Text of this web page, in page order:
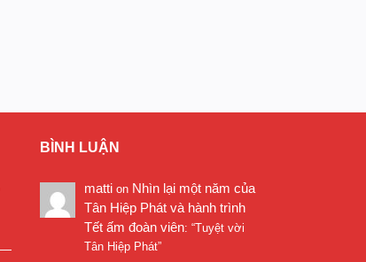
BÌNH LUẬN
matti on Nhìn lại một năm của
Tân Hiệp Phát và hành trình
Tết ấm đoàn viên: “Tuyệt vời
Tân Hiệp Phát”